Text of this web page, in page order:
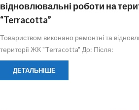
відновлювальні роботи на
“Terracotta”
Товариством виконано ремонтні та
території ЖК "Terracotta" До: Після:
ДЕТАЛЬНІШЕ